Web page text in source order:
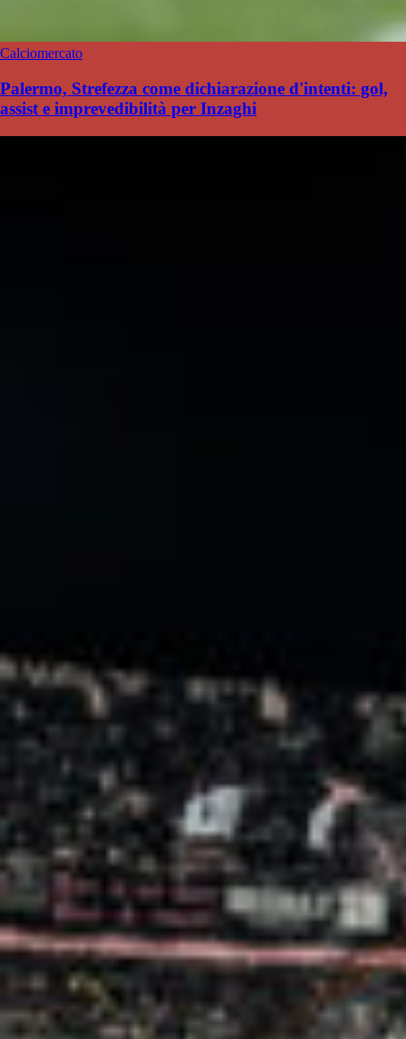
Calciomercato
Palermo, Strefezza come dichiarazione d'intenti: gol,
assist e imprevedibilità per Inzaghi